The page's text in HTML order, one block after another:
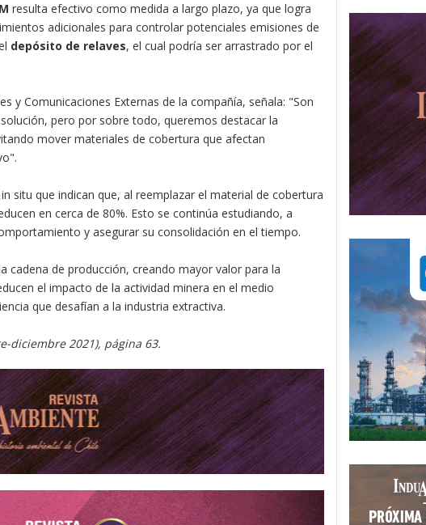
resulta efectivo como medida a largo plazo, ya que logra
adicionales para controlar potenciales emisiones de
depósito de relaves, el cual podría ser arrastrado por el
y Comunicaciones Externas de la compañía, señala: "Son
pero por sobre todo, queremos destacar la
mover materiales de cobertura que afectan
situ que indican que, al reemplazar el material de cobertura
en cerca de 80%. Esto se continúa estudiando, a
y asegurar su consolidación en el tiempo.
cadena de producción, creando mayor valor para la
el impacto de la actividad minera en el medio
que desafían a la industria extractiva.
diciembre 2021), página 63.